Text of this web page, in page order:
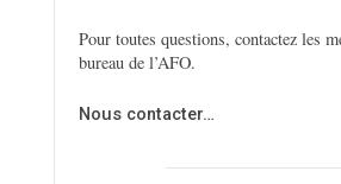
Pour toutes questions, contactez les
bureau de l’AFO.
Nous contacter…